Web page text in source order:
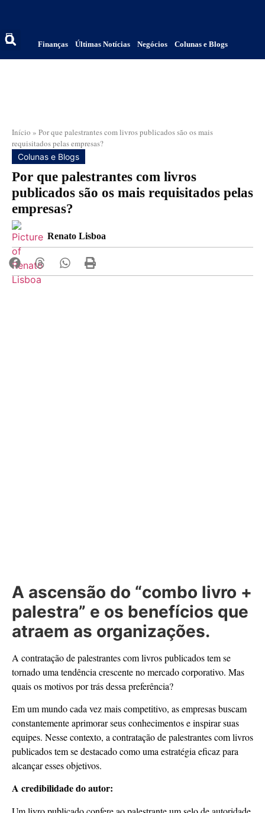
Finanças Últimas Notícias Negócios Colunas e Blogs
Início » Por que palestrantes com livros publicados são os mais
requisitados pelas empresas?
Colunas e Blogs
Por que palestrantes com livros
publicados são os mais requisitados pelas
empresas?
Renato Lisboa
A ascensão do “combo livro +
palestra” e os benefícios que
atraem as organizações.
A contratação de palestrantes com livros publicados tem se
tornado uma tendência crescente no mercado corporativo. Mas
quais os motivos por trás dessa preferência?
Em um mundo cada vez mais competitivo, as empresas buscam
constantemente aprimorar seus conhecimentos e inspirar suas
equipes. Nesse contexto, a contratação de palestrantes com livros
publicados tem se destacado como uma estratégia eficaz para
alcançar esses objetivos.
A credibilidade do autor: